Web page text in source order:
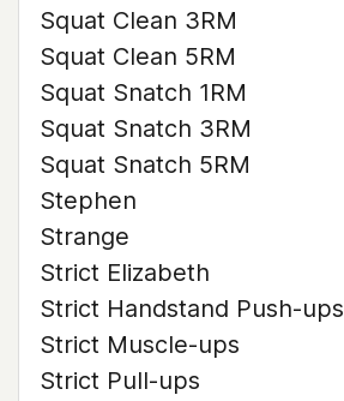
Squat Clean 3RM
Squat Clean 5RM
Squat Snatch 1RM
Squat Snatch 3RM
Squat Snatch 5RM
Stephen
Strange
Strict Elizabeth
Strict Handstand Push-ups
Strict Muscle-ups
Strict Pull-ups